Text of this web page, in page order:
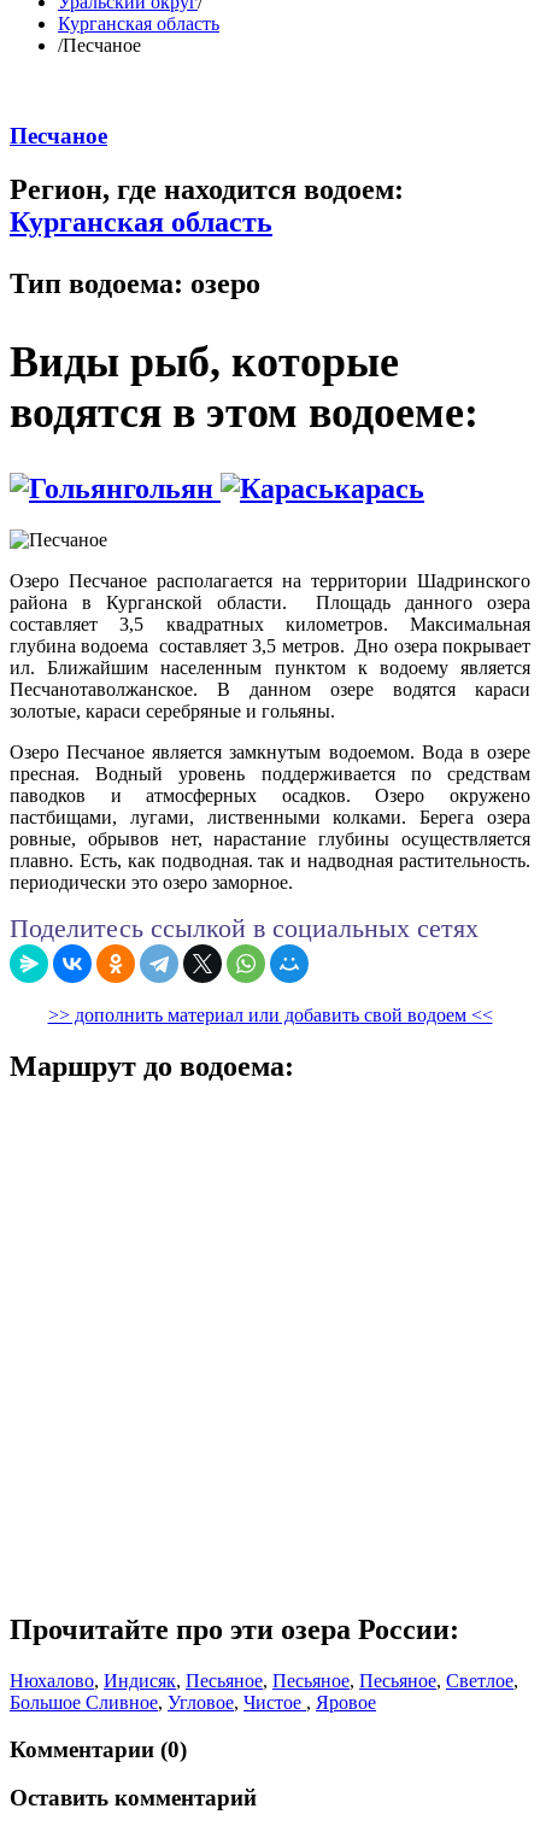
Курганская область
/Песчаное
Песчаное
Регион, где находится водоем:
Курганская область
Тип водоема: озеро
Виды рыб, которые
водятся в этом водоеме:
гольян карась
Озеро Песчаное располагается на территории Шадринского
района в Курганской области. Площадь данного озера
составляет 3,5 квадратных километров. Максимальная
глубина водоема составляет 3,5 метров. Дно озера покрывает
ил. Ближайшим населенным пунктом к водоему является
Песчанотаволжанское. В данном озере водятся караси
золотые, караси серебряные и гольяны.
Озеро Песчаное является замкнутым водоемом. Вода в озере
пресная. Водный уровень поддерживается по средствам
паводков и атмосферных осадков. Озеро окружено
пастбищами, лугами, лиственными колками. Берега озера
ровные, обрывов нет, нарастание глубины осуществляется
плавно. Есть, как подводная. так и надводная растительность.
периодически это озеро заморное.
Поделитесь ссылкой в социальных сетях
>> дополнить материал или добавить свой водоем <<
Маршрут до водоема:
Прочитайте про эти озера России:
Нюхалово, Индисяк, Песьяное, Песьяное, Песьяное, Светлое,
Большое Сливное, Угловое, Чистое , Яровое
Комментарии (0)
Оставить комментарий